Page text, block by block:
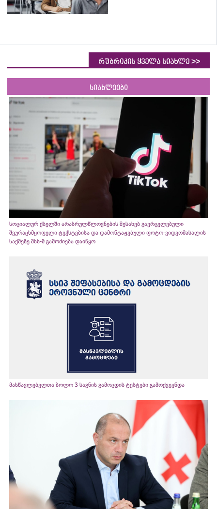
რუბრიკის ყველა სიახლე >>
სიახლეები
სოციალურ ქსელში არასრულწლოვნების შესახებ გავრცელებული
შეურაცხმყოფელი ტექსტებისა და დამონტაჟებული ფოტო-ვიდეომასალის
საქმეზე შსს-მ გამოძიება დაიწყო
მასწავლებელთა ბოლო 3 საგნის გამოცდის ტესტები გამოქვეყნდა